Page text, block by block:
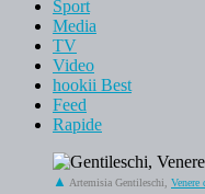
Sport
Media
TV
Video
hookii Best
Feed
Rapide
Artemisia Gentileschi, Venere